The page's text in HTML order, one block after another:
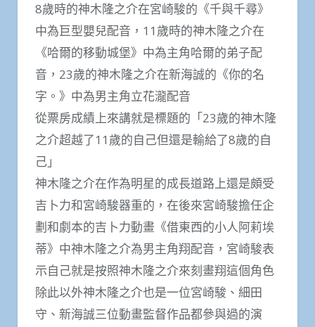
8歲時的神木隆之介在宮崎駿的《千與千尋》
中為巨型嬰兒配音，11歲時的神木隆之介在
《哈爾的移動城堡》中為主角哈爾的弟子配
音，23歲的神木隆之介在新海誠的《你的名
字。》中為男主角立花瀧配音
從票房成績上來講就是標題的「23歲的神木隆
之介超越了11歲的自己但還是輸給了8歲的自
己」
神木隆之介在作為明星的成長道路上還是頗受
吉卜力和宮崎駿器重的，在後來宮崎駿擔任企
劃和劇本的吉卜力動畫《借東西的小人阿莉埃
蒂》中神木隆之介為男主角翔配音，宮崎駿表
示自己就是按照神木隆之介來刻畫翔這個角色
除此以外神木隆之介也是一位宮崎駿、細田
守、新海誠三位動畫監督作品都參與過的演